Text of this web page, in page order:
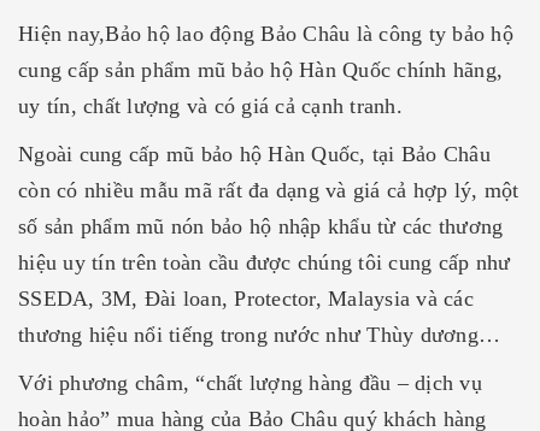
Hiện nay,Bảo hộ lao động Bảo Châu là công ty bảo hộ
cung cấp sản phẩm mũ bảo hộ Hàn Quốc chính hãng,
uy tín, chất lượng và có giá cả cạnh tranh.
Ngoài cung cấp mũ bảo hộ Hàn Quốc, tại Bảo Châu
còn có nhiều mẫu mã rất đa dạng và giá cả hợp lý, một
số sản phẩm mũ nón bảo hộ nhập khẩu từ các thương
hiệu uy tín trên toàn cầu được chúng tôi cung cấp như
SSEDA, 3M, Đài loan, Protector, Malaysia và các
thương hiệu nổi tiếng trong nước như Thùy dương…
Với phương châm, “chất lượng hàng đầu – dịch vụ
hoàn hảo” mua hàng của Bảo Châu quý khách hàng